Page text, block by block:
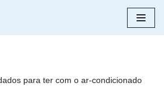
para ter com o ar-condicionado